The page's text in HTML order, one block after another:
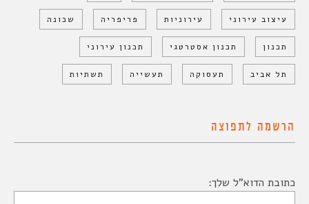
עיצוב עירוני עירוניות פריפריה שכונה
תכנון תכנון אסטרטגי תכנון עירוני
תל אביב תעסוקה תעשייה תשתיות
הרשמה לתפוצה
כתובת הדוא"ל שלך: